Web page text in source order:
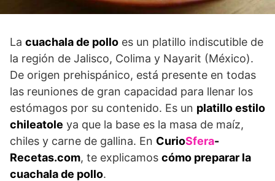
La cuachala de pollo es un platillo indiscutible de
la región de Jalisco, Colima y Nayarit (México).
De origen prehispánico, está presente en todas
las reuniones de gran capacidad para llenar los
estómagos por su contenido. Es un platillo estilo
chileatole ya que la base es la masa de maíz,
chiles y carne de gallina. En CurioSfera-
Recetas.com, te explicamos cómo preparar la
cuachala de pollo.